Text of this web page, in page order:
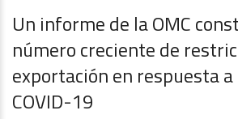
Un informe de la OMC
número creciente de
exportación en respuesta
COVID-19